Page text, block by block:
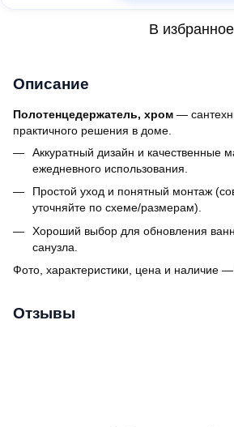
В избранное
Описание
Полотенцедержатель, хром —
практичного решения в доме.
Аккуратный дизайн и качественные
ежедневного использования.
Простой уход и понятный монтаж
уточняйте по схеме/размерам).
Хороший выбор для обновления
санузла.
Фото, характеристики, цена и наличие —
Отзывы